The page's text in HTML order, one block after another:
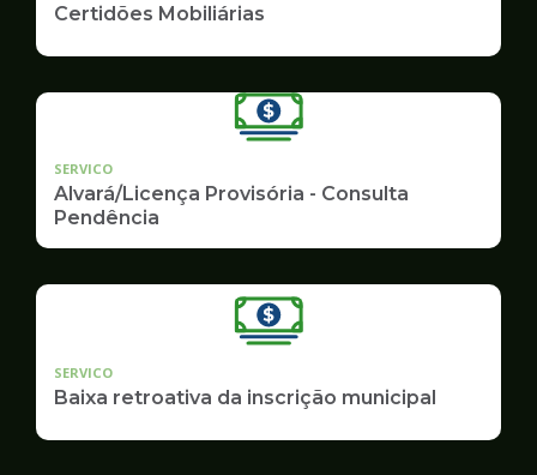
Certidões Mobiliárias
SERVICO
Alvará/Licença Provisória - Consulta
Pendência
SERVICO
Baixa retroativa da inscrição municipal